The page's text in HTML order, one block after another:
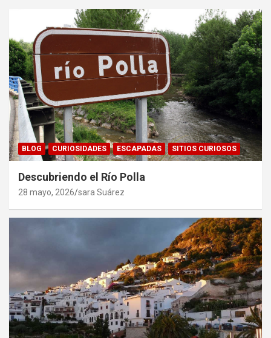
BLOG CURIOSIDADES ESCAPADAS SITIOS CURIOSOS
Descubriendo el Río Polla
28 mayo, 2026 sara Suárez